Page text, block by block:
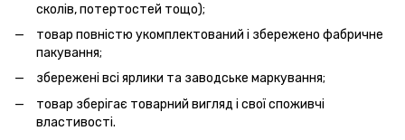
сколів, потертостей тощо);
товар повністю укомплектований і збережено фабричне
пакування;
збережені всі ярлики та заводське маркування;
товар зберігає товарний вигляд і свої споживчі
властивості.